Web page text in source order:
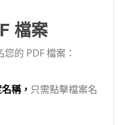
檔案
的 PDF 檔案：
稱， 只需點擊檔案名